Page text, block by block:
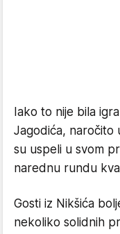
Iako to nije bila
Jagodića, naročito
su uspeli u svom
narednu rundu
Gosti iz Nikšića
nekoliko solidnih